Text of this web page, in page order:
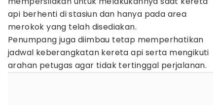
api berhenti di stasiun dan hanya pada area
merokok yang telah disediakan.
Penumpang juga diimbau tetap memperhatikan
jadwal keberangkatan kereta api serta mengikuti
arahan petugas agar tidak tertinggal perjalanan.